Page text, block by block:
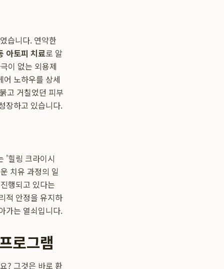
습니다. 연약한
아토피 치료로 알
이 없는 외용제
노하우를 상세
고 거칠었던 피부
장하고 있습니다.
'힐링 크라이시
치유 과정의 일
행되고 있다는
적 안정을 유지하
가는 열쇠입니다.
로그램
? 그것은 바로 환